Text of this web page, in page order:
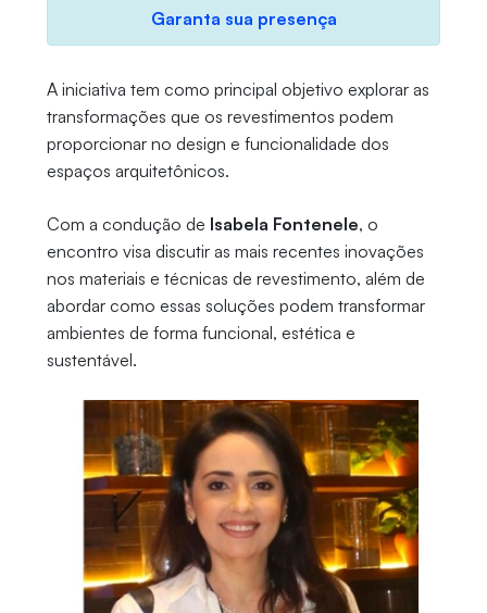
Garanta sua presença
A iniciativa tem como principal objetivo explorar as
transformações que os revestimentos podem
proporcionar no design e funcionalidade dos
espaços arquitetônicos.
Com a condução de Isabela Fontenele, o
encontro visa discutir as mais recentes inovações
nos materiais e técnicas de revestimento, além de
abordar como essas soluções podem transformar
ambientes de forma funcional, estética e
sustentável.